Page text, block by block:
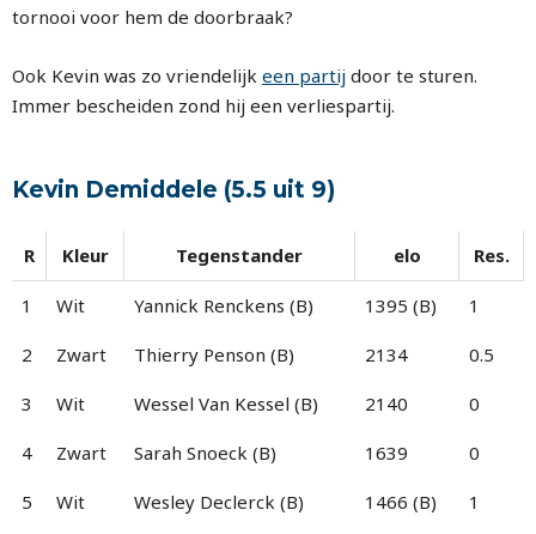
tornooi voor hem de doorbraak?
Ook Kevin was zo vriendelijk een partij door te sturen.
Immer bescheiden zond hij een verliespartij.
Kevin Demiddele (5.5 uit 9)
R Kleur Tegenstander elo Res.
1 Wit Yannick Renckens (B) 1395 (B) 1
2 Zwart Thierry Penson (B) 2134 0.5
3 Wit Wessel Van Kessel (B) 2140 0
4 Zwart Sarah Snoeck (B) 1639 0
5 Wit Wesley Declerck (B) 1466 (B) 1